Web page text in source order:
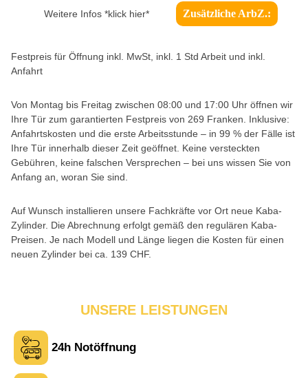
Weitere Infos *klick hier* Zusätzliche ArbZ.:
Festpreis für Öffnung inkl. MwSt, inkl. 1 Std Arbeit und inkl.
Anfahrt
Von Montag bis Freitag zwischen 08:00 und 17:00 Uhr öffnen wir
Ihre Tür zum garantierten Festpreis von 269 Franken. Inklusive:
Anfahrtskosten und die erste Arbeitsstunde – in 99 % der Fälle ist
Ihre Tür innerhalb dieser Zeit geöffnet. Keine versteckten
Gebühren, keine falschen Versprechen – bei uns wissen Sie von
Anfang an, woran Sie sind.
Auf Wunsch installieren unsere Fachkräfte vor Ort neue Kaba-
Zylinder. Die Abrechnung erfolgt gemäß den regulären Kaba-
Preisen. Je nach Modell und Länge liegen die Kosten für einen
neuen Zylinder bei ca. 139 CHF.
UNSERE LEISTUNGEN
24h Notöffnung